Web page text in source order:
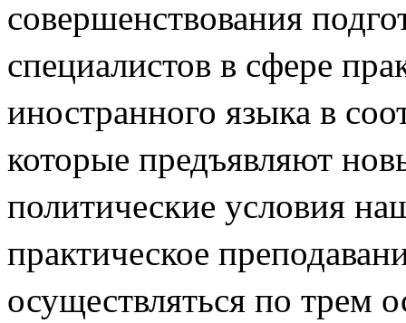
совершенствования
специалистов в сфере
иностранного языка в
которые предъявляют
политические условия
практическое
осуществляться по трем